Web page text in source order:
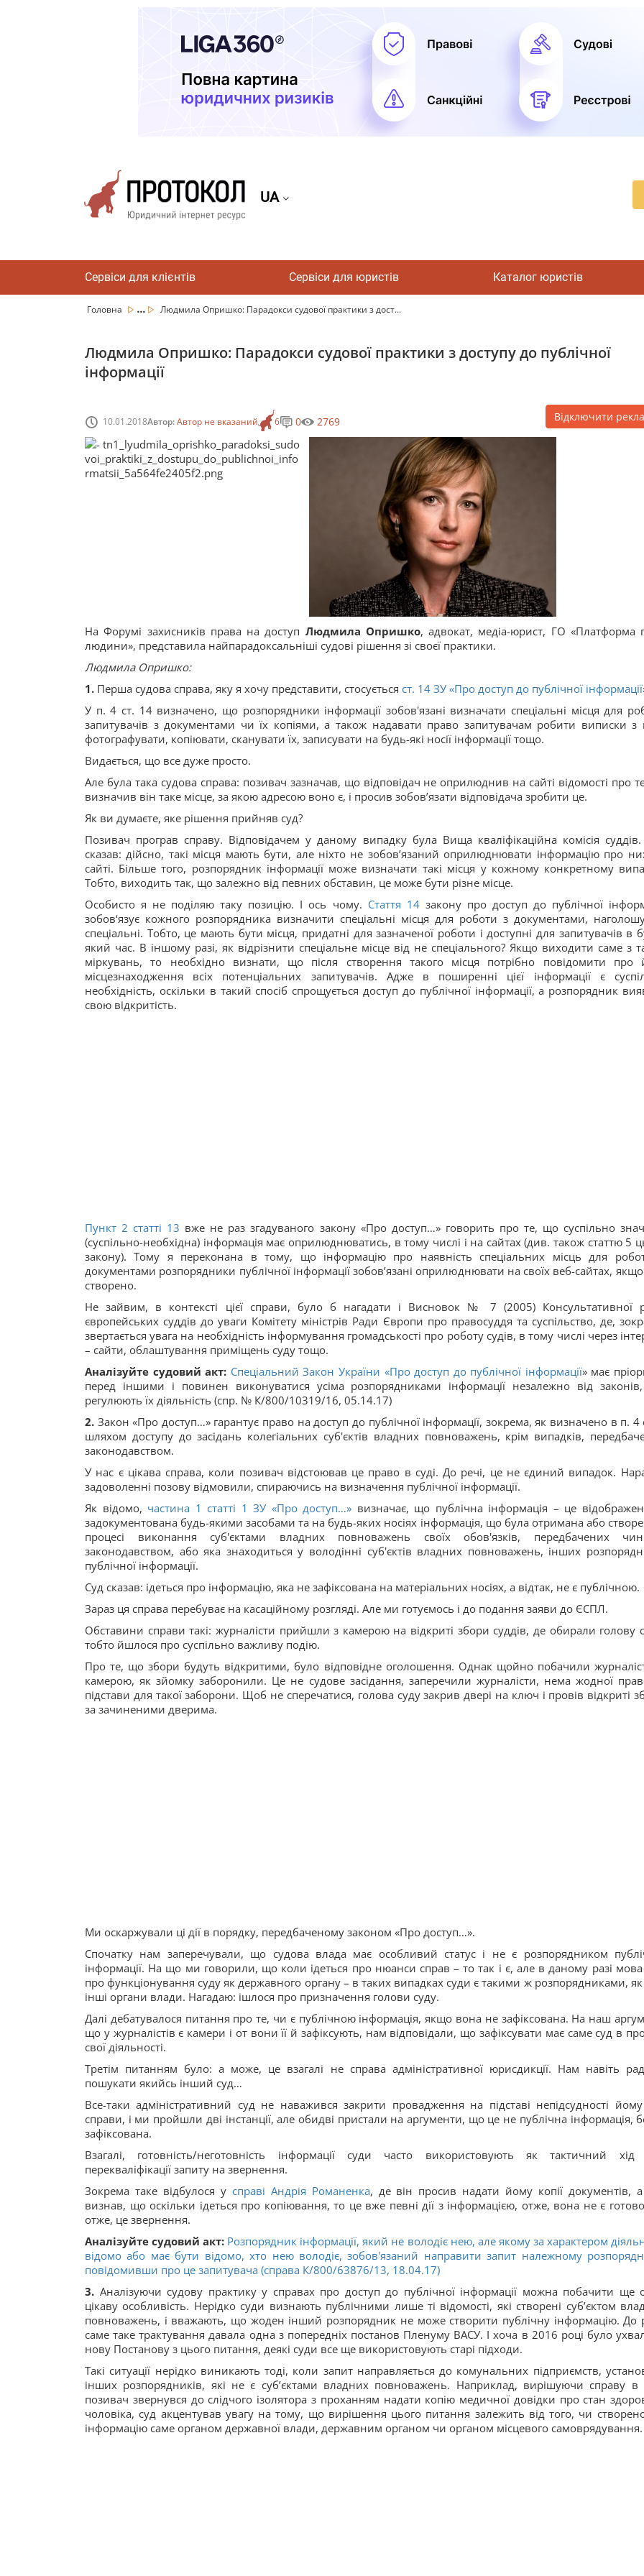
UA
Сервіси для клієнтів Сервіси для юристів Каталог юристів
Головна ... Людмила Опришко: Парадокси судової практики з дост...
Людмила Опришко: Парадокси судової практики з доступу до публічної
інформації
10.01.2018Автор:Автор не вказаний 6 0 2769 Відключити
На Форумі захисників права на доступ Людмила Опришко, адвокат, медіа-юрист, ГО «Платформа
людини», представила найпарадоксальніші судові рішення зі своєї практики.
Людмила Опришко:
1. Перша судова справа, яку я хочу представити, стосується ст. 14 ЗУ «Про доступ до публічної інформації
У п. 4 ст. 14 визначено, що розпорядники інформації зобов'язані визначати спеціальні місця для
запитувачів з документами чи їх копіями, а також надавати право запитувачам робити виписки з
фотографувати, копіювати, сканувати їх, записувати на будь-які носії інформації тощо.
Видається, що все дуже просто.
Але була така судова справа: позивач зазначав, що відповідач не оприлюднив на сайті відомості про
визначив він таке місце, за якою адресою воно є, і просив зобов’язати відповідача зробити це.
Як ви думаєте, яке рішення прийняв суд?
Позивач програв справу. Відповідачем у даному випадку була Вища кваліфікаційна комісія
сказав: дійсно, такі місця мають бути, але ніхто не зобов’язаний оприлюднювати інформацію про
сайті. Більше того, розпорядник інформації може визначати такі місця у кожному конкретному
Тобто, виходить так, що залежно від певних обставин, це може бути різне місце.
Особисто я не поділяю таку позицію. І ось чому. Стаття 14закону про доступ до публічної
зобов‘язує кожного розпорядника визначити спеціальні місця для роботи з документами,
спеціальні. Тобто, це мають бути місця, придатні для зазначеної роботи і доступні для запитувачів в
який час. В іншому разі, як відрізнити спеціальне місце від не спеціального? Якщо виходити саме з
міркувань, то необхідно визнати, що після створення такого місця потрібно повідомити про
місцезнаходження всіх потенціальних запитувачів. Адже в поширенні цієї інформації є
необхідність, оскільки в такий спосіб спрощується доступ до публічної інформації, а розпорядник
свою відкритість.
Пункт 2 статті 13 вже не раз згадуваного закону «Про доступ…» говорить про те, що суспільно
(суспільно-необхідна) інформація має оприлюднюватись, в тому числі і на сайтах (див. також статтю 5
закону). Тому я переконана в тому, що інформацію про наявність спеціальних місць для
документами розпорядники публічної інформації зобов’язані оприлюднювати на своїх веб-сайтах, якщо
створено.
Не зайвим, в контексті цієї справи, було б нагадати і Висновок № 7 (2005) Консультативної
європейських суддів до уваги Комітету міністрів Ради Європи про правосуддя та суспільство, де,
звертається увага на необхідність інформування громадськості про роботу судів, в тому числі через
– сайти, облаштування приміщень суду тощо.
Аналізуйте судовий акт: Спеціальний Закон України «Про доступ до публічної інформації» має
перед іншими і повинен виконуватися усіма розпорядниками інформації незалежно від
регулюють їх діяльність (спр. № К/800/10319/16, 05.14.17)
2. Закон «Про доступ…» гарантує право на доступ до публічної інформації, зокрема, як визначено в п. 4
шляхом доступу до засідань колегіальних суб'єктів владних повноважень, крім випадків,
законодавством.
У нас є цікава справа, коли позивач відстоював це право в суді. До речі, це не єдиний випадок.
задоволенні позову відмовили, спираючись на визначення публічної інформації.
Як відомо, частина 1 статті 1 ЗУ «Про доступ…» визначає, що публічна інформація – це
задокументована будь-якими засобами та на будь-яких носіях інформація, що була отримана або
процесі виконання суб'єктами владних повноважень своїх обов'язків, передбачених
законодавством, або яка знаходиться у володінні суб'єктів владних повноважень, інших
публічної інформації.
Суд сказав: ідеться про інформацію, яка не зафіксована на матеріальних носіях, а відтак, не є публічною.
Зараз ця справа перебуває на касаційному розгляді. Але ми готуємось і до подання заяви до ЄСПЛ.
Обставини справи такі: журналісти прийшли з камерою на відкриті збори суддів, де обирали голову
тобто йшлося про суспільно важливу подію.
Про те, що збори будуть відкритими, було відповідне оголошення. Однак щойно побачили
камерою, як зйомку заборонили. Це не судове засідання, заперечили журналісти, нема жодної
підстави для такої заборони. Щоб не сперечатися, голова суду закрив двері на ключ і провів відкриті
за зачиненими дверима.
Ми оскаржували ці дії в порядку, передбаченому законом «Про доступ…».
Спочатку нам заперечували, що судова влада має особливий статус і не є розпорядником
інформації. На що ми говорили, що коли ідеться про нюанси справ – то так і є, але в даному разі
про функціонування суду як державного органу – в таких випадках суди є такими ж розпорядниками, як
інші органи влади. Нагадаю: ішлося про призначення голови суду.
Далі дебатувалося питання про те, чи є публічною інформація, якщо вона не зафіксована. На наш
що у журналістів є камери і от вони її й зафіксують, нам відповідали, що зафіксувати має саме суд в
свої діяльності.
Третім питанням було: а може, це взагалі не справа адміністративної юрисдикції. Нам навіть
пошукати якийсь інший суд…
Все-таки адміністративний суд не наважився закрити провадження на підставі непідсудності йому
справи, і ми пройшли дві інстанції, але обидві пристали на аргументи, що це не публічна інформація,
зафіксована.
Взагалі, готовність/неготовність інформації суди часто використовують як тактичний
перекваліфікації запиту на звернення.
Зокрема таке відбулося у справі Андрія Романенка, де він просив надати йому копії документів,
визнав, що оскільки ідеться про копіювання, то це вже певні дії з інформацією, отже, вона не є
отже, це звернення.
Аналізуйте судовий акт: Розпорядник інформації, який не володіє нею, але якому за характером
відомо або має бути відомо, хто нею володіє, зобов'язаний направити запит належному
повідомивши про це запитувача (справа К/800/63876/13, 18.04.17)
3. Аналізуючи судову практику у справах про доступ до публічної інформації можна побачити ще
цікаву особливість. Нерідко суди визнають публічними лише ті відомості, які створені суб’єктом
повноважень, і вважають, що жоден інший розпорядник не може створити публічну інформацію. До
саме таке трактування давала одна з попередніх постанов Пленуму ВАСУ. І хоча в 2016 році було
нову Постанову з цього питання, деякі суди все ще використовують старі підходи.
Такі ситуації нерідко виникають тоді, коли запит направляється до комунальних підприємств,
інших розпорядників, які не є суб’єктами владних повноважень. Наприклад, вирішуючи справу в
позивач звернувся до слідчого ізолятора з проханням надати копію медичної довідки про стан
чоловіка, суд акцентував увагу на тому, що вирішення цього питання залежить від того, чи
інформацію саме органом державної влади, державним органом чи органом місцевого самоврядування.